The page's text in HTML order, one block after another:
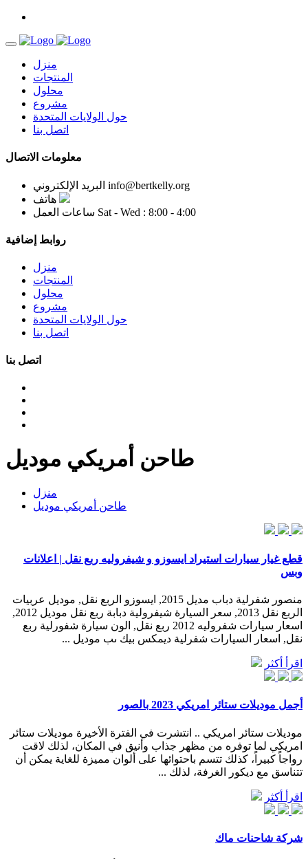
منزل
المنتجات
محلول
مشروع
حول الولايات المتحدة
اتصل بنا
معلومات الاتصال
البريد الإلكتروني info@bertkelly.org
هاتف
ساعات العمل Sat - Wed : 8:00 - 4:00
روابط إضافية
منزل
المنتجات
محلول
مشروع
حول الولايات المتحدة
اتصل بنا
اتصل بنا
طاحن أمريكي موديل
منزل
طاحن أمريكي موديل
قطع غيار سيارات استيراد ايسوزو و شيفروليه ربع نقل | اعلانات
وبس
منصور شفرلية دباب مديل 2015, ايسوزو الربع نقل, موديل عربيات
الربع نقل 2013, سعر السيارة شيفرولية دبابة ربع نقل موديل 2012,
اسعار سيارات شفروليه 2012 ربع نقل, الون سيارة شفورلية ربع
نقل, اسعار السيارات شفرلية ديمكس بيك ىب موديل ...
اقرأ أكثر
أجمل موديلات ستائر امريكي 2023 بالصور
موديلات ستائر امريكي .. انتشرت في الفترة الأخيرة موديلات ستائر
امريكي لما توفره من مظهر جذاب وأنيق في المكان، لذلك لاقت
رواجاً كبيراً، كذلك تتسم باحتوائها على ألوان مميزة للغاية يمكن أن
تتناسق مع ديكور الغرفة، لذلك ...
اقرأ أكثر
شركة شاحنات ماك